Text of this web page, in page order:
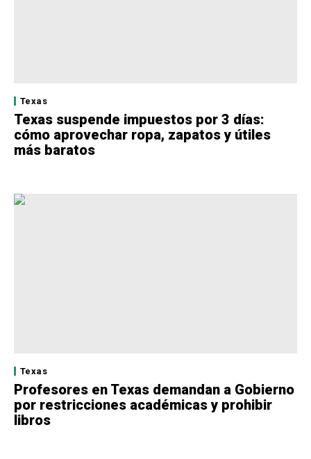
Texas
Texas suspende impuestos por 3 días:
cómo aprovechar ropa, zapatos y útiles
más baratos
Texas
Profesores en Texas demandan a Gobierno
por restricciones académicas y prohibir
libros